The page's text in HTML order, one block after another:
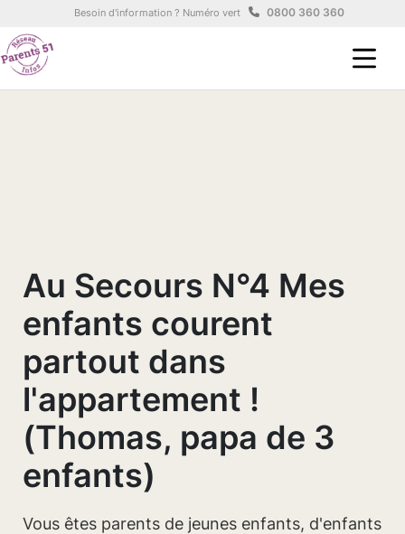
Aller au contenu principal
Besoin d'information ? Numéro vert 0800 360 360
Au Secours N°4 Mes
enfants courent
partout dans
l'appartement !
(Thomas, papa de 3
enfants)
Vous êtes parents de jeunes enfants, d'enfants
Panneau de gestion des cookies